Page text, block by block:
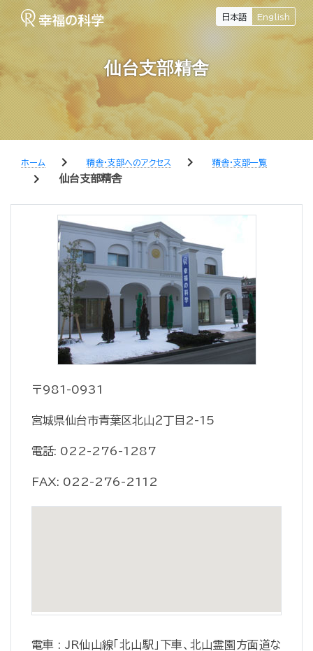
日本語 English
仙台支部精舎
ホーム chevron_right 精舎・支部へのアクセス chevron_right 精舎・支部一覧
chevron_right 仙台支部精舎
〒981-0931
宮城県仙台市青葉区北山２丁目2-15
電話: 022-276-1287
FAX: 022-276-2112
電車 : JR仙山線「北山駅」下車、北山霊園方面道な